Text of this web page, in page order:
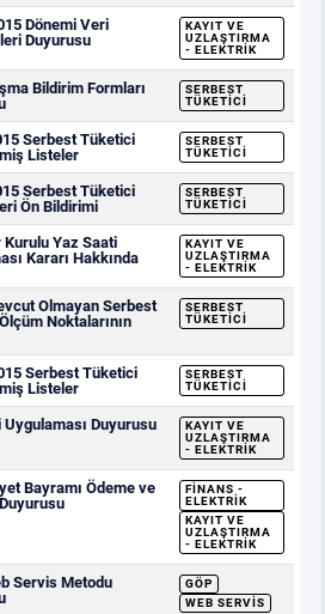
Dönemi Veri
Duyurusu
KAYIT VE
UZLAŞTIRMA
- ELEKTRIK
Bildirim Formları
SERBEST
TÜKETICI
Serbest Tüketici
Listeler
SERBEST
TÜKETICI
Serbest Tüketici
Ön Bildirimi
SERBEST
TÜKETICI
Kurulu Yaz Saati
Kararı Hakkında
KAYIT VE
UZLAŞTIRMA
- ELEKTRIK
Olmayan Serbest
Noktalarının
SERBEST
TÜKETICI
Serbest Tüketici
Listeler
SERBEST
TÜKETICI
Uygulaması Duyurusu
KAYIT VE
UZLAŞTIRMA
- ELEKTRIK
Bayramı Ödeme ve
FINANS -
ELEKTRIK
KAYIT VE
UZLAŞTIRMA
- ELEKTRIK
Servis Metodu
GÖP
WEB SERVIS